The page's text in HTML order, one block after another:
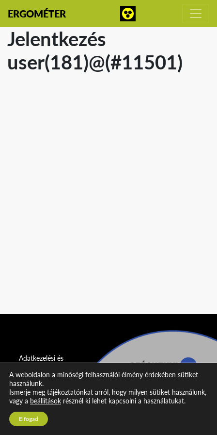
ERGOMÉTER
Jelentkezés
user(181)@(#11501)
Adatkezelési és
nyilatkozat
Impresszum
Kapcsolat
A weboldalon a minőségi felhasználói élmény érdekében sütiket
használunk.
Ismerje meg tájékoztatónkat arról, hogy milyen sütiket használunk,
vagy a beállítások résznél ki lehet kapcsolni a használatukat.
Elfogad